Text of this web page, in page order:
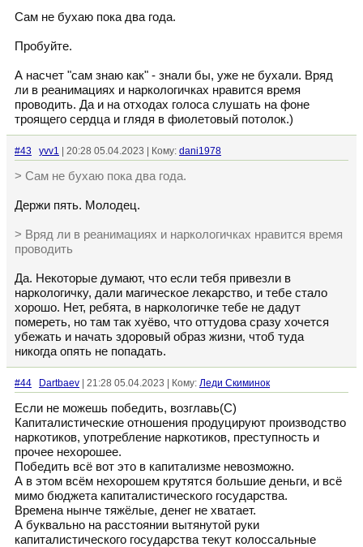
Сам не бухаю пока два года.
Пробуйте.
А насчет "сам знаю как" - знали бы, уже не бухали. Вряд
ли в реанимациях и наркологичках нравится время
проводить. Да и на отходах голоса слушать на фоне
троящего сердца и глядя в фиолетовый потолок.)
#43 yvv1 | 20:28 05.04.2023 | Кому: dani1978
> Сам не бухаю пока два года.
Держи пять. Молодец.
> Вряд ли в реанимациях и наркологичках нравится время
проводить
Да. Некоторые думают, что если тебя привезли в
наркологичку, дали магическое лекарство, и тебе стало
хорошо. Нет, ребята, в наркологичке тебе не дадут
помереть, но там так хуёво, что оттудова сразу хочется
убежать и начать здоровый образ жизни, чтоб туда
никогда опять не попадать.
#44 Dartbaev | 21:28 05.04.2023 | Кому: Леди Скиминок
Если не можешь победить, возглавь(С)
Капиталистические отношения продуцируют производство
наркотиков, употребление наркотиков, преступность и
прочее нехорошее.
Победить всё вот это в капитализме невозможно.
А в этом всём нехорошем крутятся большие деньги, и всё
мимо бюджета капиталистического государства.
Времена нынче тяжёлые, денег не хватает.
А буквально на расстоянии вытянутой руки
капиталистического государства текут колоссальные